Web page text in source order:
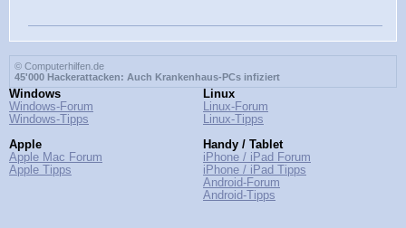
© Computerhilfen.de
45'000 Hackerattacken: Auch Krankenhaus-PCs infiziert
Windows
Windows-Forum
Windows-Tipps
Apple
Apple Mac Forum
Apple Tipps
Linux
Linux-Forum
Linux-Tipps
Handy / Tablet
iPhone / iPad Forum
iPhone / iPad Tipps
Android-Forum
Android-Tipps